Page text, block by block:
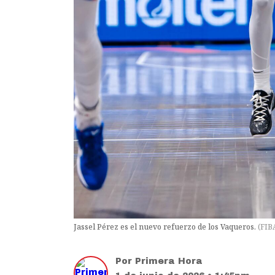
Jassel Pérez es el nuevo refuerzo de los Vaqueros. (
Por Primera Hora